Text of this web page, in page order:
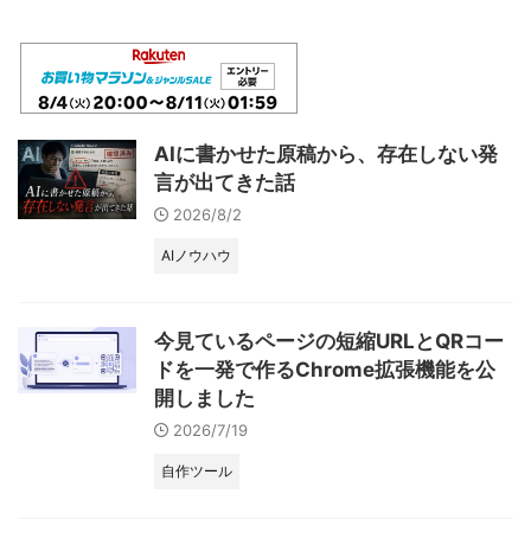
AIに書かせた原稿から、存在しない発
言が出てきた話
2026/8/2
AIノウハウ
今見ているページの短縮URLとQRコー
ドを一発で作るChrome拡張機能を公
開しました
2026/7/19
自作ツール